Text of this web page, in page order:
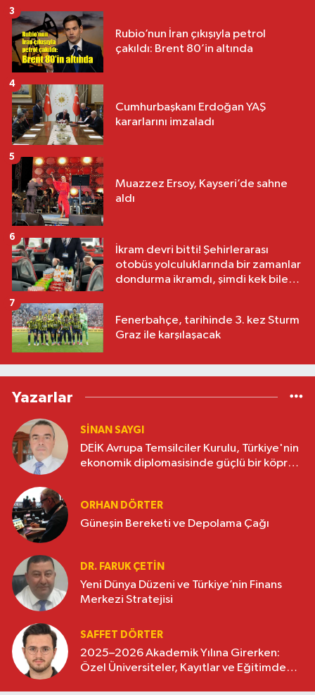
Rubio’nun İran çıkışıyla petrol
çakıldı: Brent 80’in altında
3
Cumhurbaşkanı Erdoğan YAŞ
kararlarını imzaladı
4
Muazzez Ersoy, Kayseri’de sahne
aldı
5
İkram devri bitti! Şehirlerarası
otobüs yolculuklarında bir zamanlar
dondurma ikramdı, şimdi kek bile
6
Fenerbahçe, tarihinde 3. kez Sturm
Graz ile karşılaşacak
7
Yazarlar
SINAN SAYGI
DEİK Avrupa Temsilciler Kurulu, Türkiye'nin
ekonomik diplomasisinde güçlü bir köprü
ORHAN DÖRTER
Güneşin Bereketi ve Depolama Çağı
DR. FARUK ÇETİN
Yeni Dünya Düzeni ve Türkiye’nin Finans
Merkezi Stratejisi
SAFFET DÖRTER
2025–2026 Akademik Yılına Girerken:
Özel Üniversiteler, Kayıtlar ve Eğitimde